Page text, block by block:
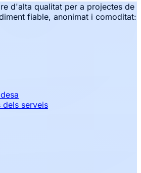
d'alta qualitat per a projectes de
fiable, anonimat i comoditat:
serveis